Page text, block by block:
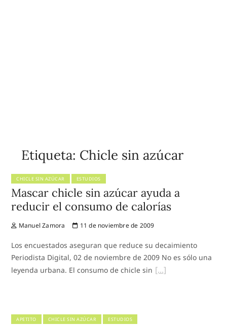
Etiqueta: Chicle sin azúcar
CHICLE SIN AZÚCAR ESTUDIOS
Mascar chicle sin azúcar ayuda a
reducir el consumo de calorías
Manuel Zamora 11 de noviembre de 2009
Los encuestados aseguran que reduce su decaimiento
Periodista Digital, 02 de noviembre de 2009 No es sólo una
leyenda urbana. El consumo de chicle sin
APETITO CHICLE SIN AZÚCAR ESTUDIOS